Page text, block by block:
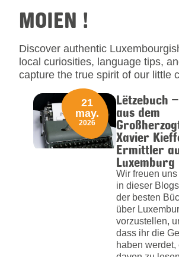
MOIEN !
Discover authentic
local curiosities, language tips,
capture the true spirit of our little
Lëtzebuch
aus dem
Xavier
Ermittler
Luxemburg
Wir freuen
in dieser
der besten
über
vorzustellen,
dass ihr die
haben werdet,
21
may.
2026